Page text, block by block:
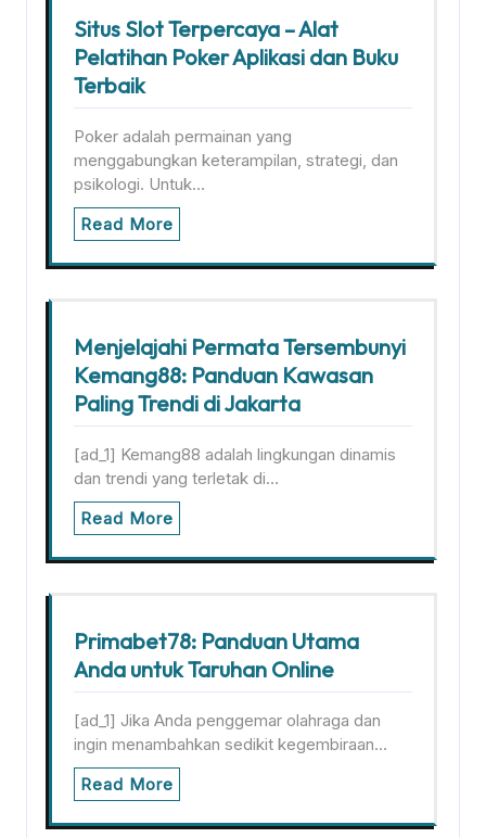
Situs Slot Terpercaya – Alat
Pelatihan Poker Aplikasi dan Buku
Terbaik
Poker adalah permainan yang
menggabungkan keterampilan, strategi, dan
psikologi. Untuk…
Read More
Menjelajahi Permata Tersembunyi
Kemang88: Panduan Kawasan
Paling Trendi di Jakarta
[ad_1] Kemang88 adalah lingkungan dinamis
dan trendi yang terletak di…
Read More
Primabet78: Panduan Utama
Anda untuk Taruhan Online
[ad_1] Jika Anda penggemar olahraga dan
ingin menambahkan sedikit kegembiraan…
Read More